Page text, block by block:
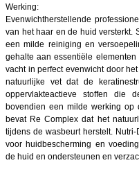
Werking:
Evenwichtherstellende
van het haar en de huid versterkt.
een milde reiniging en
gehalte aan essentiële
vacht in perfect evenwicht door
natuurlijke vet dat de
oppervlakteactieve stoffen die
bovendien een milde werking op
bevat Re Complex dat het
tijdens de wasbeurt herstelt.
voor huidbescherming en
de huid en ondersteunen en